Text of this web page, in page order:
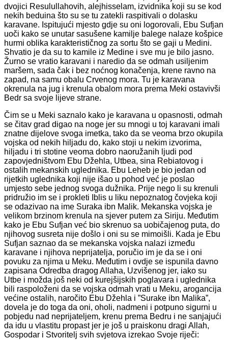
dvojici Resulullahovih, alejhisselam, izvidnika koji su se kod
nekih beduina što su se tu zatekli raspitivali o dolasku
karavane. Ispitujući mjesto gdje su oni logorovali, Ebu Sufjan
uoči kako se unutar sasušene kamilje balege nalaze košpice
hurmi oblika karakterističnog za sortu što se gaji u Medini.
Shvatio je da su to kamile iz Medine i sve mu je bilo jasno.
Žurno se vratio karavani i naredio da se odmah usiljenim
maršem, sada čak i bez noćnog konačenja, krene ravno na
zapad, na samu obalu Crvenog mora. Tu je karavana
okrenula na jug i krenula obalom mora prema Meki ostavivši
Bedr sa svoje lijeve strane.
Čim se u Meki saznalo kako je karavana u opasnosti, odmah
se čitav grad digao na noge jer su mnogi u toj karavani imali
znatne dijelove svoga imetka, tako da se veoma brzo okupila
vojska od nekih hiljadu do, kako stoji u nekim izvorima,
hiljadu i tri stotine veoma dobro naoružanih ljudi pod
zapovjedništvom Ebu Džehla, Utbea, sina Rebiatovog i
ostalih mekanskih uglednika. Ebu Leheb je bio jedan od
rijetkih uglednika koji nije išao u pohod već je poslao
umjesto sebe jednog svoga dužnika. Prije nego li su krenuli
pridružio im se i prokleti Iblis u liku nepoznatog čovjeka koji
se odazivao na ime Suraka ibn Malik. Mekanska vojska je
velikom brzinom krenula na sjever putem za Siriju. Međutim
kako je Ebu Sufjan već bio skrenuo sa uobičajenog puta, do
njihovog susreta nije došlo i oni su se mimoišli. Kada je Ebu
Sufjan saznao da se mekanska vojska nalazi između
karavane i njihova neprijatelja, poručio im je da se i oni
povuku za njima u Meku. Međutim i ovdje se ispunila davno
zapisana Odredba dragog Allaha, Uzvišenog jer, iako su
Utbe i možda još neki od kurejšijskih poglavara i uglednika
bili raspoloženi da se vojska odmah vrati u Meku, arogancija
većine ostalih, naročito Ebu Džehla i ”Surake ibn Malika”,
dovela je do toga da oni, oholi, nadmeni i potpuno sigurni u
pobjedu nad neprijateljem, krenu prema Bedru i ne sanjajući
da idu u vlastitu propast jer je još u praiskonu dragi Allah,
Gospodar i Stvoritelj svih svjetova izrekao Svoje riječi: